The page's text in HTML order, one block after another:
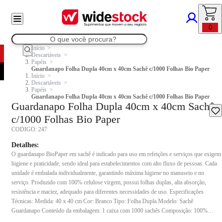
0
Início
Descartáveis
Papéis
Guardanapo Folha Dupla 40cm x 40cm Sachê c/1000 Folhas Bio Paper
Início
Descartáveis
Papéis
Guardanapo Folha Dupla 40cm x 40cm Sachê c/1000 Folhas Bio Paper
Guardanapo Folha Dupla 40cm x 40cm Sachê
c/1000 Folhas Bio Paper
CODIGO: 247
Detalhes:
O guardanapo BioPaper em sachê é indicado para uso em refeições e serviços que exigem
higiene e praticidade, sendo ideal para estabelecimentos com alto fluxo de pessoas. Cada
unidade é embalada individualmente, garantindo máxima higiene no manuseio e no
serviço. Produzido com 100% celulose virgem, possui folhas duplas, alta absorção,
resistência e maciez, adequado para diferentes necessidades de uso. Especificações
Técnicas: Medida: 40 x 40 cm Cor: Branco Tipo: Folha Dupla Modelo: Sachê
Guardanapo Conteúdo da embalagem: 1 caixa com 1000 sachês Composição: 100%